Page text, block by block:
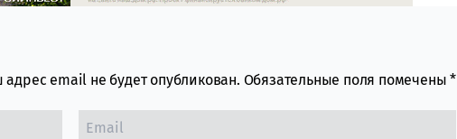
адрес email не будет опубликован. Обязательные поля помечены*